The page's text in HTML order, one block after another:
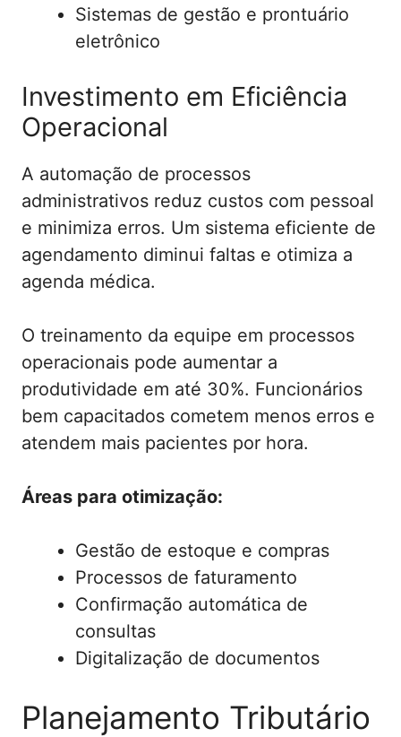
Sistemas de gestão e prontuário
eletrônico
Investimento em Eficiência
Operacional
A automação de processos
administrativos reduz custos com pessoal
e minimiza erros. Um sistema eficiente de
agendamento diminui faltas e otimiza a
agenda médica.
O treinamento da equipe em processos
operacionais pode aumentar a
produtividade em até 30%. Funcionários
bem capacitados cometem menos erros e
atendem mais pacientes por hora.
Áreas para otimização:
Gestão de estoque e compras
Processos de faturamento
Confirmação automática de
consultas
Digitalização de documentos
Planejamento Tributário